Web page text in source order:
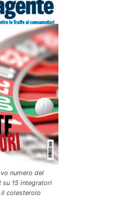
numero del
su 15 integratori
colesterolo